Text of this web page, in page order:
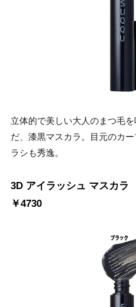
立体的で美しい大人のまつ毛
だ、漆黒マスカラ。目元のカ
ラシも秀逸。
3D アイラッシュ マスカラ
￥4730